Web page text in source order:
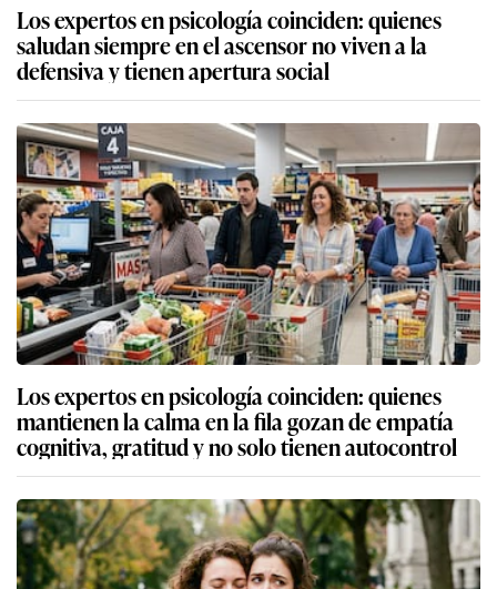
Los expertos en psicología coinciden: quienes
saludan siempre en el ascensor no viven a la
defensiva y tienen apertura social
Los expertos en psicología coinciden: quienes
mantienen la calma en la fila gozan de empatía
cognitiva, gratitud y no solo tienen autocontrol